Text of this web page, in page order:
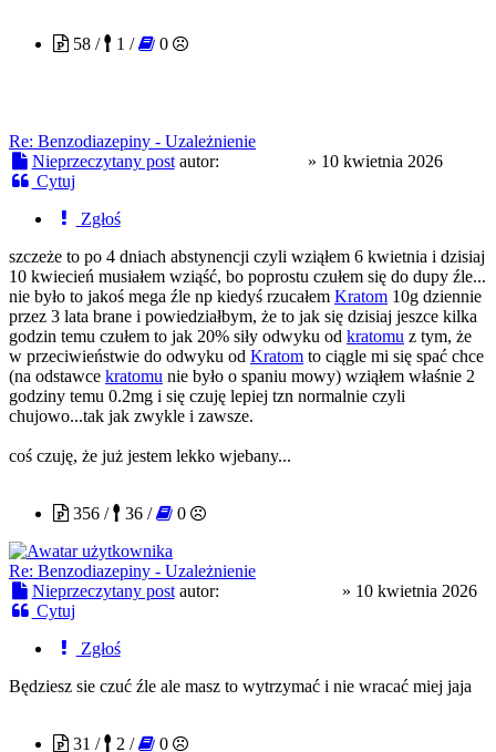
58 /
1 / 0
Re: Benzodiazepiny - Uzależnienie
Nieprzeczytany post autor: » 10 kwietnia 2026
Cytuj
Zgłoś
szczeże to po 4 dniach abstynencji czyli wziąłem 6 kwietnia i dzisiaj
10 kwiecień musiałem wziąść, bo poprostu czułem się do dupy źle...
nie było to jakoś mega źle np kiedyś rzucałem Kratom 10g dziennie
przez 3 lata brane i powiedziałbym, że to jak się dzisiaj jeszce kilka
godzin temu czułem to jak 20% siły odwyku od kratomu z tym, że
w przeciwieństwie do odwyku od Kratom to ciągle mi się spać chce
(na odstawce kratomu nie było o spaniu mowy) wziąłem właśnie 2
godziny temu 0.2mg i się czuję lepiej tzn normalnie czyli
chujowo...tak jak zwykle i zawsze.
coś czuję, że już jestem lekko wjebany...
356 /
36 / 0
Re: Benzodiazepiny - Uzależnienie
Nieprzeczytany post autor: » 10 kwietnia 2026
Cytuj
Zgłoś
Będziesz sie czuć źle ale masz to wytrzymać i nie wracać miej jaja
31 /
2 / 0